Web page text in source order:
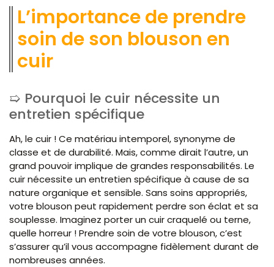
L’importance de prendre
soin de son blouson en
cuir
Pourquoi le cuir nécessite un
entretien spécifique
Ah, le cuir ! Ce matériau intemporel, synonyme de
classe et de durabilité. Mais, comme dirait l’autre, un
grand pouvoir implique de grandes responsabilités. Le
cuir nécessite un entretien spécifique à cause de sa
nature organique et sensible. Sans soins appropriés,
votre blouson peut rapidement perdre son éclat et sa
souplesse. Imaginez porter un cuir craquelé ou terne,
quelle horreur ! Prendre soin de votre blouson, c’est
s’assurer qu’il vous accompagne fidèlement durant de
nombreuses années.